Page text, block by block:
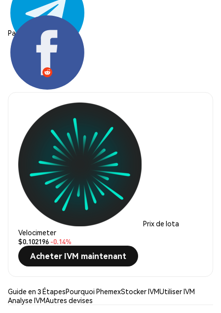
Partager:
Prix de Iota
Velocimeter
$0.102196 -0.14%
Acheter IVM maintenant
Guide en 3 ÉtapesPourquoi PhemexStocker IVMUtiliser IVM
Analyse IVMAutres devises